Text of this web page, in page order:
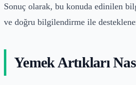
Sonuç olarak, bu konuda edinilen
ve doğru bilgilendirme ile
Yemek Artıkları